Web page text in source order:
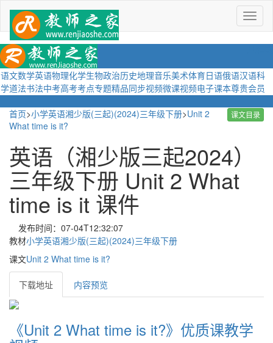
菜
单
语文数学英语物理化学生物政治历史地理音乐美术体育日语俄语汉语科
学道法书法中考高考考点专题精品同步视频微课视频电子课本尊贵会员
课文目录
首页>小学英语湘少版(三起)(2024)三年级下册>Unit 2
What time is it?
英语（湘少版三起2024）
三年级下册 Unit 2 What
time is it 课件
发布时间：07-04T12:32:07
教材小学英语湘少版(三起)(2024)三年级下册
课文Unit 2 What time is it?
下载地址 内容预览
《Unit 2 What time is it?》优质课教学